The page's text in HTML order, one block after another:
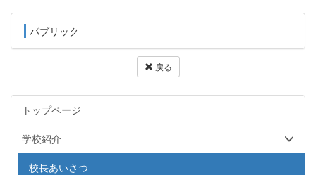
パブリック
戻る
トップページ
学校紹介
校長あいさつ